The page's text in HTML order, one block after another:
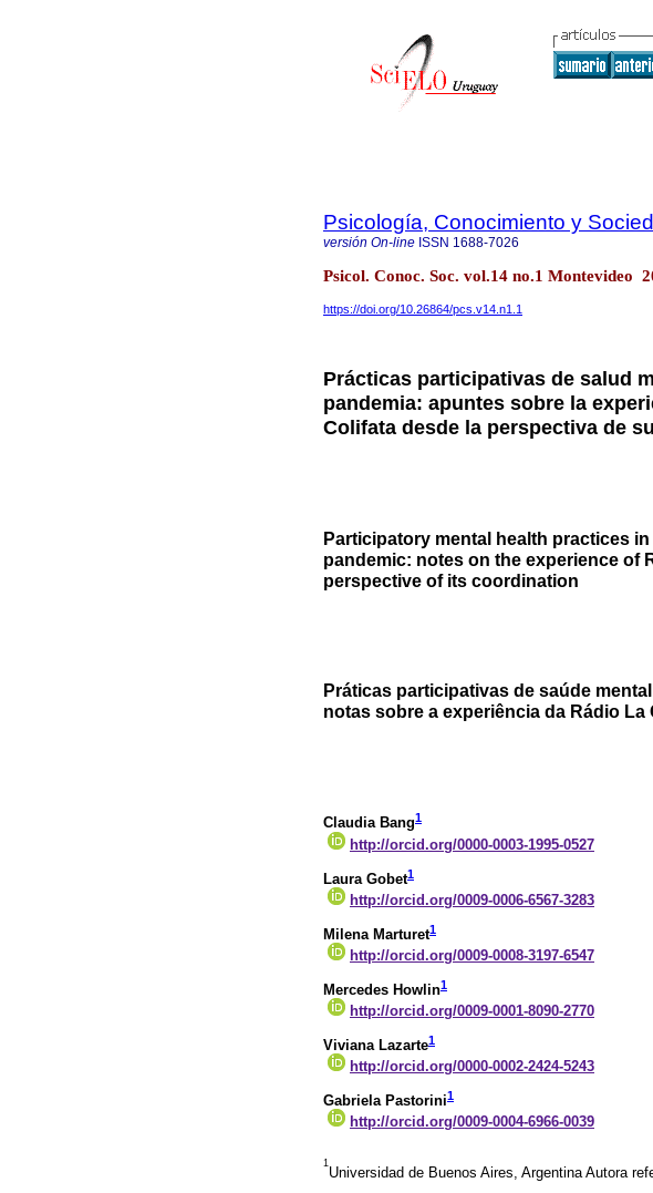
Psicología, Conocimiento y
versión On-line ISSN 1688-7026
Psicol. Conoc. Soc. vol.14 no.1 Montevideo
https://doi.org/10.26864/pcs.v14.n1.1
Prácticas participativas de salud
pandemia: apuntes sobre la
Colifata desde la perspectiva de
Participatory mental health practices
pandemic: notes on the experience of
perspective of its coordination
Práticas participativas de saúde
notas sobre a experiência da Rádio
Claudia Bang1
http://orcid.org/0000-0003-1995-0527
Laura Gobet1
http://orcid.org/0009-0006-6567-3283
Milena Marturet1
http://orcid.org/0009-0008-3197-6547
Mercedes Howlin1
http://orcid.org/0009-0001-8090-2770
Viviana Lazarte1
http://orcid.org/0000-0002-2424-5243
Gabriela Pastorini1
http://orcid.org/0009-0004-6966-0039
1
Universidad de Buenos Aires, Argentina Autora